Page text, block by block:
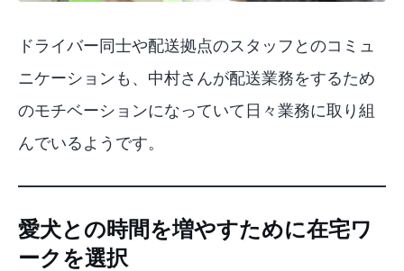
ドライバー同士や配送拠点のスタッフとのコミュ
ニケーションも、中村さんが配送業務をするため
のモチベーションになっていて日々業務に取り組
んでいるようです。
愛犬との時間を増やすために在宅ワ
ークを選択